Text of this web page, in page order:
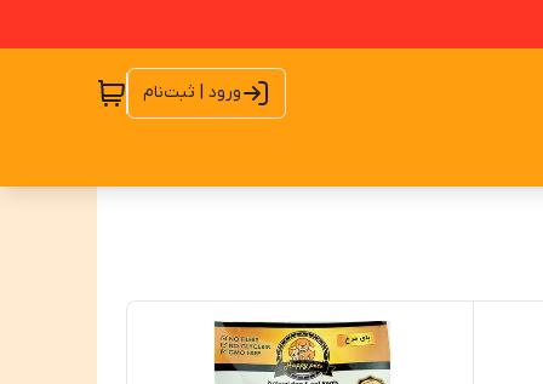
ورود | ثبت‌نام